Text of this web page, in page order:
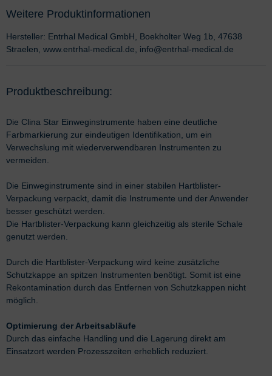
Weitere Produktinformationen
Hersteller: Entrhal Medical GmbH, Boekholter Weg 1b, 47638
Straelen, www.entrhal-medical.de, info@entrhal-medical.de
Produktbeschreibung:
Die Clina Star Einweginstrumente haben eine deutliche
Farbmarkierung zur eindeutigen Identifikation, um ein
Verwechslung mit wiederverwendbaren Instrumenten zu
vermeiden.
Die Einweginstrumente sind in einer stabilen Hartblister-
Verpackung verpackt, damit die Instrumente und der Anwender
besser geschützt werden.
Die Hartblister-Verpackung kann gleichzeitig als sterile Schale
genutzt werden.
Durch die Hartblister-Verpackung wird keine zusätzliche
Schutzkappe an spitzen Instrumenten benötigt. Somit ist eine
Rekontamination durch das Entfernen von Schutzkappen nicht
möglich.
Optimierung der Arbeitsabläufe
Durch das einfache Handling und die Lagerung direkt am
Einsatzort werden Prozesszeiten erheblich reduziert.